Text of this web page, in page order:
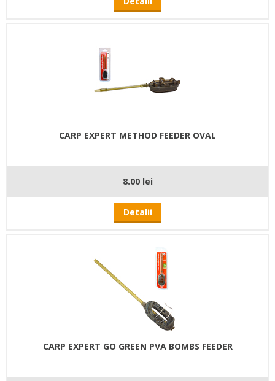
CARP EXPERT METHOD FEEDER OVAL
8.00 lei
Detalii
CARP EXPERT GO GREEN PVA BOMBS FEEDER